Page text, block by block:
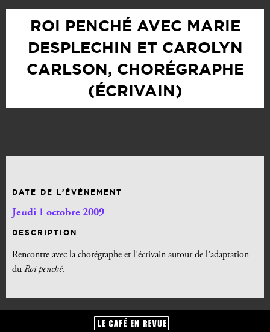
ROI PENCHÉ AVEC MARIE
DESPLECHIN ET CAROLYN
CARLSON, CHORÉGRAPHE
(ÉCRIVAIN)
DATE DE L’ÉVÉNEMENT
Jeudi 1 octobre 2009
DESCRIPTION
Rencontre avec la chorégraphe et l’écrivain autour de l’adaptation
du Roi penché.